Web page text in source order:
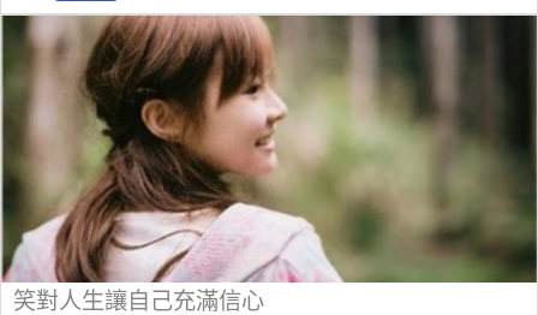
笑對人生讓自己充滿信心